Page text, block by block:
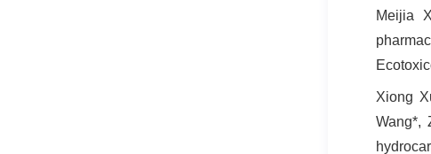
Meijia
Xiong
Wang*,